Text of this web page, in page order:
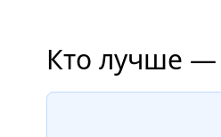
Кто лучше —